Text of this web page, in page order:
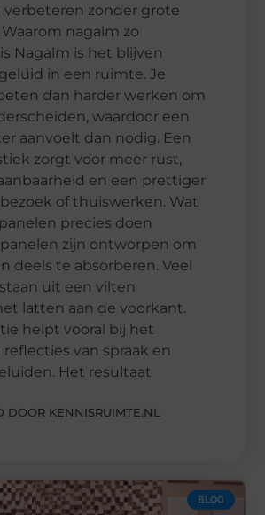
verbeteren zonder grote
nagalm zo
Nagalm is het blijven
in een ruimte. Je
dan harder werken om
waardoor een
aanvoelt dan nodig. Een
zorgt voor meer rust,
en een prettiger
of thuiswerken. Wat
precies doen
zijn ontworpen om
deels te absorberen. Veel
uit een vilten
latten aan de voorkant.
helpt vooral bij het
van spraak en
Het resultaat
DOOR KENNISRUIMTE.NL
BLOG